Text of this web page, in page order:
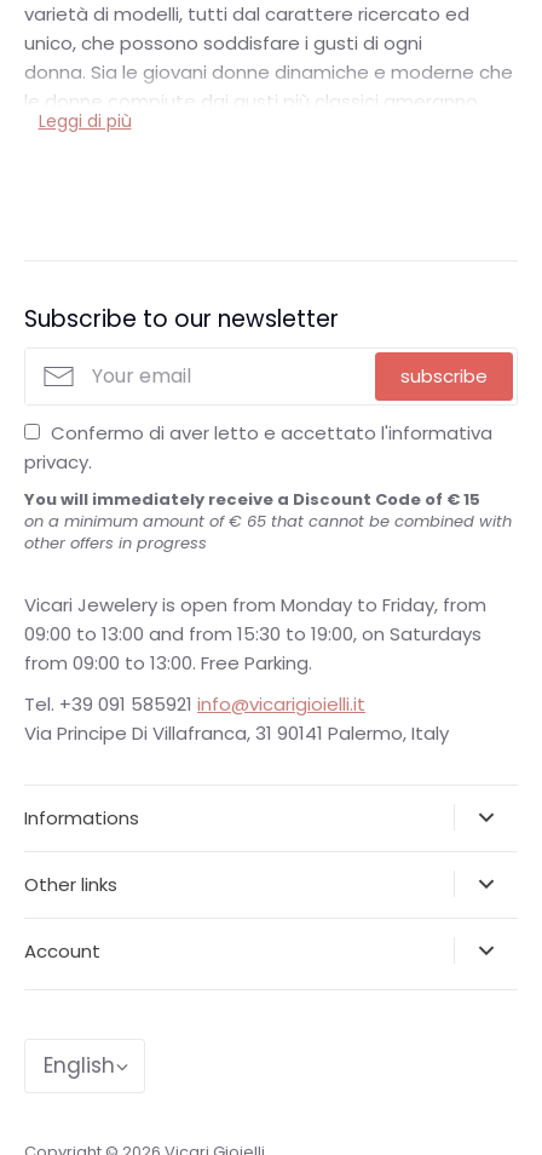
varietà di modelli, tutti dal carattere ricercato ed
unico, che possono soddisfare i gusti di ogni
donna. Sia le giovani donne dinamiche e moderne che
le donne compiute dai gusti più classici ameranno
ricevere un anello firmato Vicari Gioielli.
Leggi di più
Subscribe to our newsletter
subscribe
Confermo di aver letto e accettato l'informativa
privacy.
You will immediately receive a Discount Code of € 15
on a minimum amount of € 65 that cannot be combined with
other offers in progress
Vicari Jewelery is open from Monday to Friday, from
09:00 to 13:00 and from 15:30 to 19:00, on Saturdays
from 09:00 to 13:00. Free Parking.
Tel. +39 091 585921 info@vicarigioielli.it
Via Principe Di Villafranca, 31 90141 Palermo, Italy
Informations
Other links
Account
Language
English